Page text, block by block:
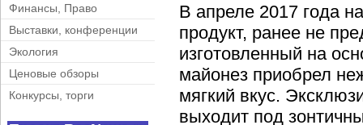
Финансы, Право
Выставки, конференции
Экология
Ценовые обзоры
Конкурсы, торги
В апреле 2017 года
продукт, ранее не
изготовленный на
майонез приобрел
мягкий вкус.
выходит под